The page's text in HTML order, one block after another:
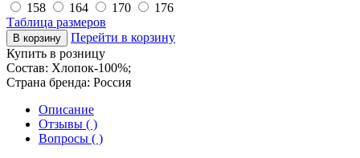
158
164 170
176
Таблица размеров
Перейти в корзину
Купить в розницу
Состав: Хлопок-100%;
Страна бренда: Россия
Описание
Отзывы ( )
Вопросы ( )